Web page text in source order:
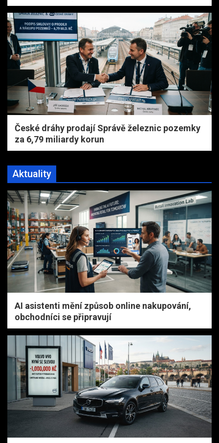
České dráhy prodají Správě železnic pozemky
za 6,79 miliardy korun
Aktuality
AI asistenti mění způsob online nakupování,
obchodníci se připravují